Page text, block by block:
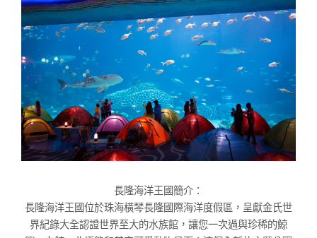
長隆海洋王國簡介：
長隆海洋王國位於珠海橫琴長隆國際海洋度假區，呈獻金氏世
界紀錄大全認證世界至大的水族館，讓您一次過與珍稀的鯨